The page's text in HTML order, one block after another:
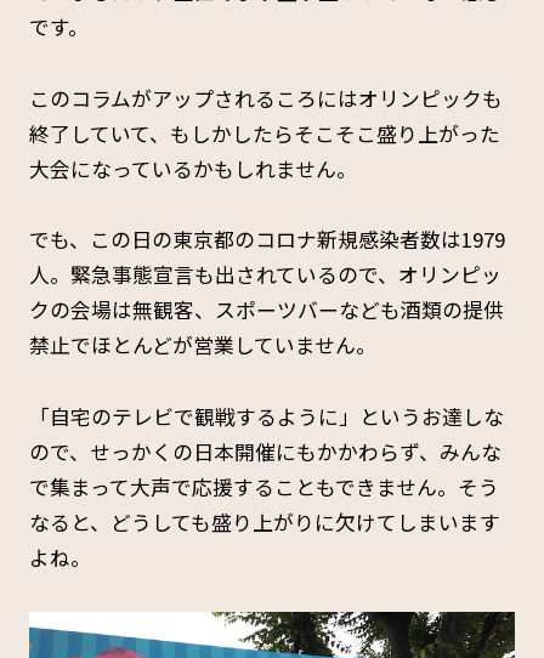
です。
このコラムがアップされるころにはオリンピックも
終了していて、もしかしたらそこそこ盛り上がった
大会になっているかもしれません。
でも、この日の東京都のコロナ新規感染者数は1979
人。緊急事態宣言も出されているので、オリンピッ
クの会場は無観客、スポーツバーなども酒類の提供
禁止でほとんどが営業していません。
「自宅のテレビで観戦するように」というお達しな
ので、せっかくの日本開催にもかかわらず、みんな
で集まって大声で応援することもできません。そう
なると、どうしても盛り上がりに欠けてしまいます
よね。